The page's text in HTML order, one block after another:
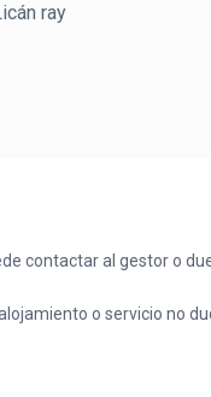
ray
contactar al gestor o
o servicio no